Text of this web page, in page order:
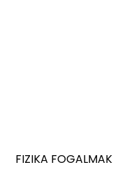
FIZIKA FOGALMAK